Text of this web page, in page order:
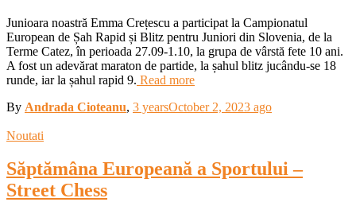
Junioara noastră Emma Crețescu a participat la Campionatul
European de Șah Rapid și Blitz pentru Juniori din Slovenia, de la
Terme Catez, în perioada 27.09-1.10, la grupa de vârstă fete 10 ani.
A fost un adevărat maraton de partide, la șahul blitz jucându-se 18
runde, iar la șahul rapid 9. Read more
By Andrada Cioteanu, 3 yearsOctober 2, 2023 ago
Noutati
Săptămâna Europeană a Sportului –
Street Chess